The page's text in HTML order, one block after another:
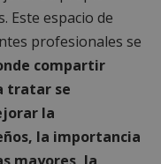
Este espacio de
profesionales se
compartir
tratar se
la
la importancia